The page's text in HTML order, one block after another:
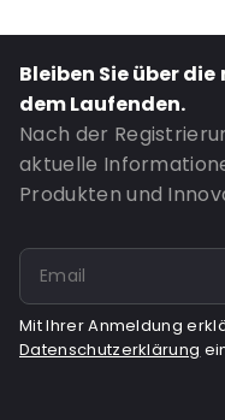
Bottom gusset: 40
Window: Mit Sichtfenster
Bestell-ID: 913
Bleiben Sie über
dem Laufenden.
Nach der
aktuelle
Produkten und
Mit Ihrer Anmeldung
Datenschutzerklärung